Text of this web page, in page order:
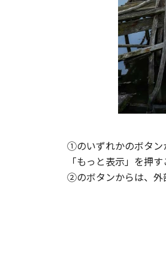
①のいずれかのボタン
「もっと表示」を押
②のボタンからは、外